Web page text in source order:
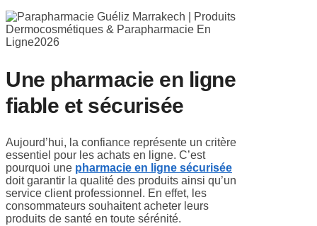
Une pharmacie en ligne
fiable et sécurisée
Aujourd’hui, la confiance représente un critère
essentiel pour les achats en ligne. C’est
pourquoi une pharmacie en ligne sécurisée
doit garantir la qualité des produits ainsi qu’un
service client professionnel. En effet, les
consommateurs souhaitent acheter leurs
produits de santé en toute sérénité.